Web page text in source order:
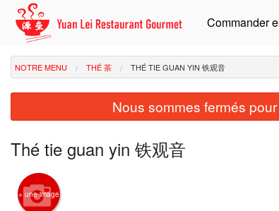
Commander
NOTRE MENU THÉ 茶 THÉ TIE GUAN YIN 铁观音
Nous sommes fermés
Thé tie guan yin 铁观音
+ une image